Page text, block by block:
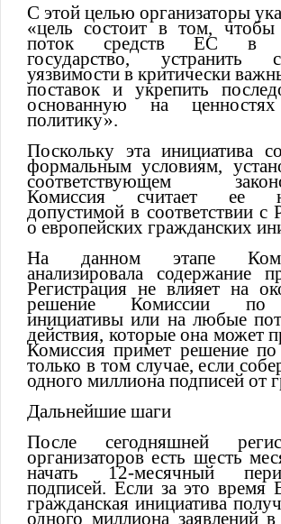
С этой целью организаторы
«цель состоит в том, чтобы
поток средств ЕС в
государство, устранить
уязвимости в критически
поставок и укрепить
основанную на
политику».
Поскольку эта инициатива
формальным условиям,
соответствующем
Комиссия считает ее
допустимой в соответствии с
о европейских гражданских
На данном этапе
анализировала содержание
Регистрация не влияет на
решение Комиссии по
инициативы или на любые
действия, которые она может
Комиссия примет решение по
только в том случае, если
одного миллиона подписей от
Дальнейшие шаги
После сегодняшней
организаторов есть шесть
начать 12-месячный
подписей. Если за это время
гражданская инициатива
одного миллиона заявлений